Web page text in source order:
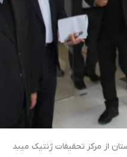
از مرکز تحقیقات ژنتیک ‌میبد